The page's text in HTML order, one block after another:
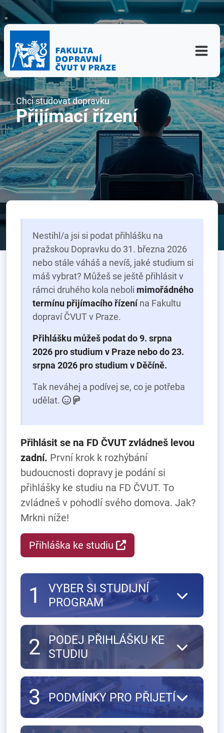
Chci studovat dopravku
Přijímací řízení
Nestihl/a jsi si podat přihlášku na
pražskou Dopravku do 31. března 2026
nebo stále váháš a nevíš, jaké studium si
máš vybrat? Můžeš se ještě přihlásit v
rámci druhého kola neboli mimořádného
termínu přijímacího řízenína Fakultu
dopraví ČVUT v Praze.
Přihlášku můžeš podat do 9. srpna
2026 pro studium v Praze nebo do 23.
srpna 2026 pro studium v Děčíně.
Tak neváhej a podívej se, co je potřeba
udělat.
Přihlásit se na FD ČVUT zvládneš levou
zadní. První krok k rozhýbání
budoucnosti dopravy je podání si
přihlášky ke studiu na FD ČVUT. To
zvládneš v pohodlí svého domova. Jak?
Mrkni níže!
Přihláška ke studiu
1
VYBER SI STUDIJNÍ
PROGRAM
2 PODEJ PŘIHLÁŠKU KE
STUDIU
3 PODMÍNKY PRO PŘIJETÍ